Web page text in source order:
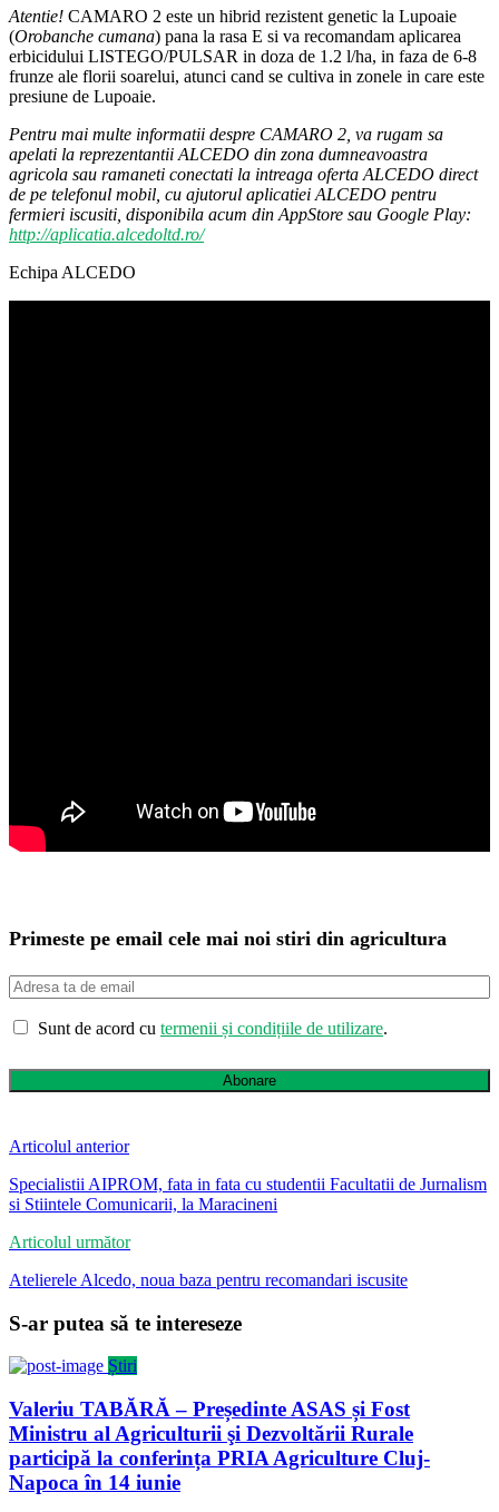
Atentie! CAMARO 2 este un hibrid rezistent genetic la Lupoaie
(Orobanche cumana) pana la rasa E si va recomandam aplicarea
erbicidului LISTEGO/PULSAR in doza de 1.2 l/ha, in faza de 6-8
frunze ale florii soarelui, atunci cand se cultiva in zonele in care este
presiune de Lupoaie.
Pentru mai multe informatii despre CAMARO 2, va rugam sa
apelati la reprezentantii ALCEDO din zona dumneavoastra
agricola sau ramaneti conectati la intreaga oferta ALCEDO direct
de pe telefonul mobil, cu ajutorul aplicatiei ALCEDO pentru
fermieri iscusiti, disponibila acum din AppStore sau Google Play:
http://aplicatia.alcedoltd.ro/
Echipa ALCEDO
Primeste pe email cele mai noi stiri din agricultura
Sunt de acord cu termenii și condițiile de utilizare.
Abonare
Articolul anterior
Specialistii AIPROM, fata in fata cu studentii Facultatii de Jurnalism
si Stiintele Comunicarii, la Maracineni
Articolul următor
Atelierele Alcedo, noua baza pentru recomandari iscusite
S-ar putea să te intereseze
Știri
Valeriu TABĂRĂ – Președinte ASAS și Fost
Ministru al Agriculturii şi Dezvoltării Rurale
participă la conferința PRIA Agriculture Cluj-
Napoca în 14 iunie